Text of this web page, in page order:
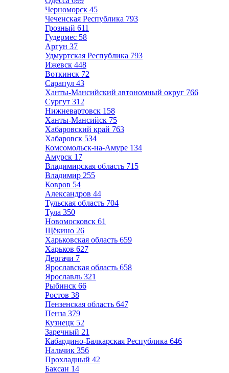
Черноморск 45
Чеченская Республика 793
Грозный 611
Гудермес 58
Аргун 37
Удмуртская Республика 793
Ижевск 448
Воткинск 72
Сарапул 43
Ханты-Мансийский автономный округ 766
Сургут 312
Нижневартовск 158
Ханты-Мансийск 75
Хабаровский край 763
Хабаровск 534
Комсомольск-на-Амуре 134
Амурск 17
Владимирская область 715
Владимир 255
Ковров 54
Александров 44
Тульская область 704
Тула 350
Новомосковск 61
Щёкино 26
Харьковская область 659
Харьков 627
Дергачи 7
Ярославская область 658
Ярославль 321
Рыбинск 66
Ростов 38
Пензенская область 647
Пенза 379
Кузнецк 52
Заречный 21
Кабардино-Балкарская Республика 646
Нальчик 356
Прохладный 42
Баксан 14